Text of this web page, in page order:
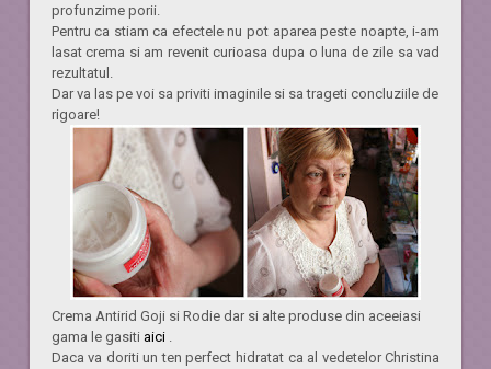
profunzime porii.
Pentru ca stiam ca efectele nu pot aparea peste noapte, i-am
lasat crema si am revenit curioasa dupa o luna de zile sa vad
rezultatul.
Dar va las pe voi sa priviti imaginile si sa trageti concluziile de
rigoare!
Crema Antirid Goji si Rodie dar si alte produse din aceeiasi
gama le gasiti aici.
Daca va doriti un ten perfect hidratat ca al vedetelorChristina